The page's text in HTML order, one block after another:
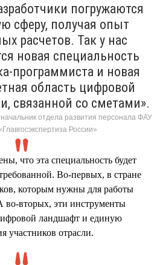
погружаются
сферу, получая опыт
расчетов. Так у нас
новая специальность
программиста и новая
область цифровой
связанной со сметами».
отдела развития персонала ФАУ
России»
что эта специальность будет
Во-первых, в стране
которым нужны для работы
вторых, эти инструменты
ландшафт и единую
участников отрасли.